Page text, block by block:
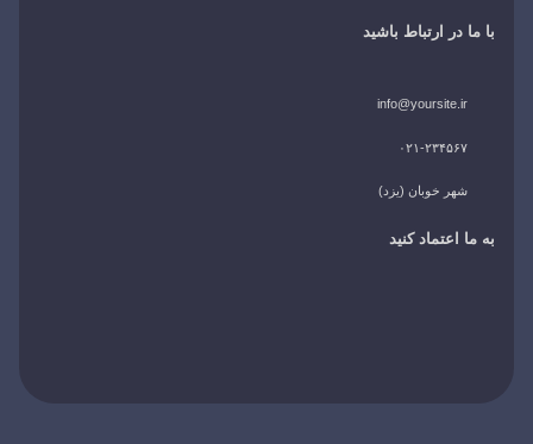
با ما در ارتباط باشید
info@yoursite.ir
۰۲۱-۲۳۴۵۶۷
شهر خوبان (یزد)
به ما اعتماد کنید